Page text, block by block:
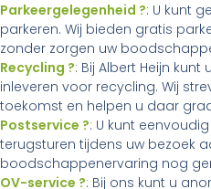
Parkeergelegenheid ?: U kunt
parkeren. Wij bieden gratis
zonder zorgen uw
Recycling ?: Bij Albert Heijn
inleveren voor recycling. Wij
toekomst en helpen u daar
Postservice ?: U kunt
terugsturen tijdens uw bezoek
boodschappenervaring nog
OV-service ?: Bij ons kunt u